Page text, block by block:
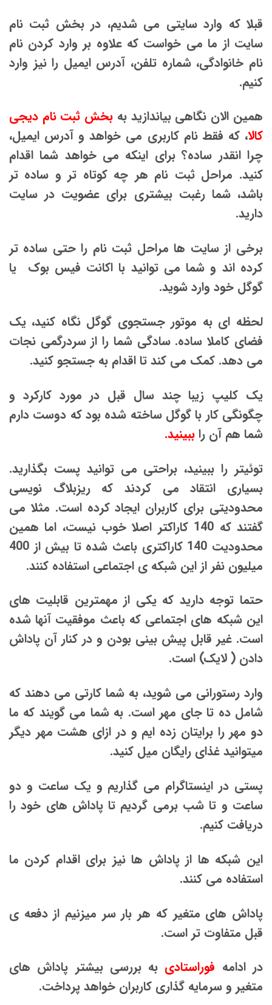
قبلا که وارد سایتی می شدیم، در بخش ثبت نام
سایت از ما می خواست که علاوه بر وارد کردن نام
نام خانوادگی، شماره تلفن، آدرس ایمیل را نیز وارد
کنیم.
همین الان نگاهی بیاندازید به بخش ثبت نام دیجی
کالا، که فقط نام کاربری می خواهد و آدرس ایمیل،
چرا انقدر ساده؟ برای اینکه می خواهد شما اقدام
کنید. مراحل ثبت نام هر چه کوتاه تر و ساده تر
باشد، شما رغبت بیشتری برای عضویت در سایت
دارید.
برخی از سایت ها مراحل ثبت نام را حتی ساده تر
کرده اند و شما می توانید با اکانت فیس بوک یا
گوگل خود وارد شوید.
لحظه ای به موتور جستجوی گوگل نگاه کنید، یک
فضای کاملا ساده. سادگی شما را از سردرگمی نجات
می دهد. کمک می کند تا اقدام به جستجو کنید.
یک کلیپ زیبا چند سال قبل در مورد کارکرد و
چگونگی کار با گوگل ساخته شده بود که دوست دارم
شما هم آن راببینید.
توئیتر را ببینید، براحتی می توانید پست بگذارید.
بسیاری انتقاد می کردند که ریزبلاگ نویسی
محدودیتی برای کاربران ایجاد کرده است. مثلا می
گفتند که 140 کاراکتر اصلا خوب نیست، اما همین
محدودیت 140 کاراکتری باعث شده تا بیش از 400
میلیون نفر از این شبکه ی اجتماعی استفاده کنند.
حتما توجه دارید که یکی از مهمترین قابلیت های
این شبکه های اجتماعی که باعث موفقیت آنها شده
است. غیر قابل پیش بینی بودن و در کنار آن پاداش
دادن ( لایک) است.
وارد رستورانی می شوید، به شما کارتی می دهند که
شامل ده تا جای مهر است. به شما می گویند که ما
دو مهر را برایتان زده ایم و در ازای هشت مهر دیگر
میتوانید غذای رایگان میل کنید.
پستی در اینستاگرام می گذاریم و یک ساعت و دو
ساعت و تا شب برمی گردیم تا پاداش های خود را
دریافت کنیم.
این شبکه ها از پاداش ها نیز برای اقدام کردن ما
استفاده می کنند.
پاداش های متغیر که هر بار سر میزنیم از دفعه ی
قبل متفاوت تر است.
در ادامه فوراستادی به بررسی بیشتر پاداش های
متغیر و سرمایه گذاری کاربران خواهد پرداخت.